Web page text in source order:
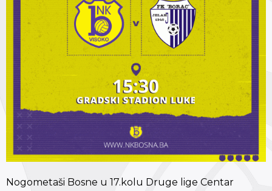
Nogometaši Bosne u 17.kolu Druge lige Centar